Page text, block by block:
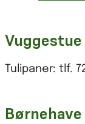
Vuggestue
Tulipaner: tlf.
Børnehave